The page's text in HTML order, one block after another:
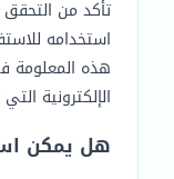
تأكد من التحقق
استخدامه
هذه المعلومة
الإلكترونية
هل يمكن